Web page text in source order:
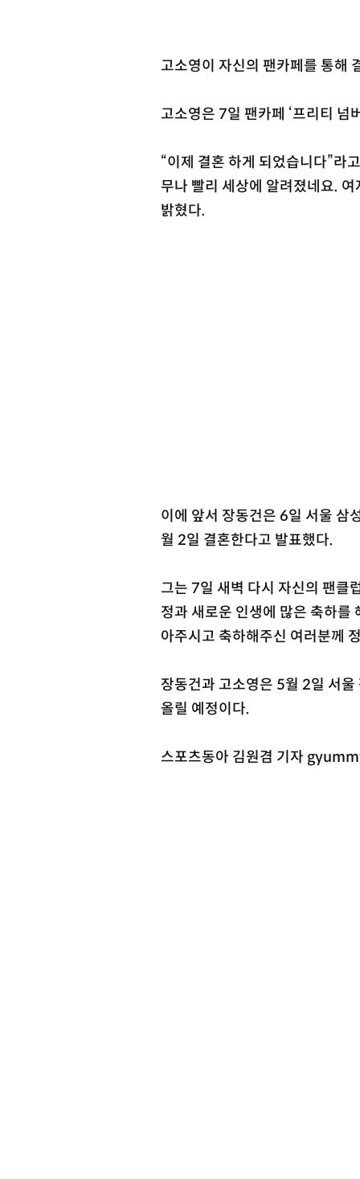
고소영이 자신의 팬카페를 통해
고소영은 7일 팬카페 ‘프리티 넘
“이제 결혼 하게 되었습니다”라
무나 빨리 세상에 알려졌네요.
밝혔다.
이에 앞서 장동건은 6일 서울 삼
월 2일 결혼한다고 발표했다.
그는 7일 새벽 다시 자신의 팬클
정과 새로운 인생에 많은 축하를
아주시고 축하해주신 여러분께
장동건과 고소영은 5월 2일 서
올릴 예정이다.
스포츠동아 김원겸 기자